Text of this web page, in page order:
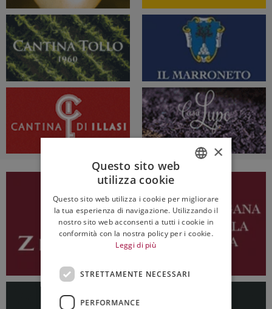
ENGLISH
×
Questo sito web
utilizza cookie
Questo sito web utilizza i cookie per migliorare
la tua esperienza di navigazione. Utilizzando il
nostro sito web acconsenti a tutti i cookie in
conformità con la nostra policy per i cookie.
Leggi di più
STRETTAMENTE NECESSARI
PERFORMANCE